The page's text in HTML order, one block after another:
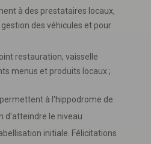
à des prestataires locaux,
des véhicules et pour
restauration, vaisselle
menus et produits locaux ;
à l'hippodrome de
d'atteindre le niveau
initiale. Félicitations